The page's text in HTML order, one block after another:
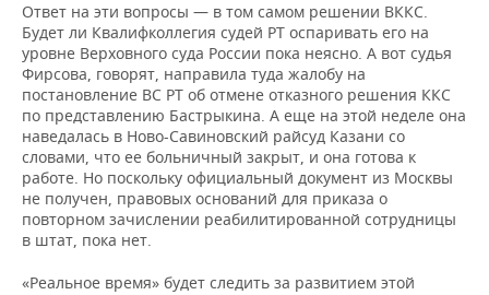
Ответ на эти вопросы — в том самом решении ВККС.
Будет ли Квалифколлегия судей РТ оспаривать его на
уровне Верховного суда России пока неясно. А вот судья
Фирсова, говорят, направила туда жалобу на
постановление ВС РТ об отмене отказного решения ККС
по представлению Бастрыкина. А еще на этой неделе она
наведалась в Ново-Савиновский райсуд Казани со
словами, что ее больничный закрыт, и она готова к
работе. Но поскольку официальный документ из Москвы
не получен, правовых оснований для приказа о
повторном зачислении реабилитированной сотрудницы
в штат, пока нет.
«Реальное время» будет следить за развитием этой